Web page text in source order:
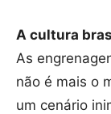
A cultura
As
não é mais o
um cenário